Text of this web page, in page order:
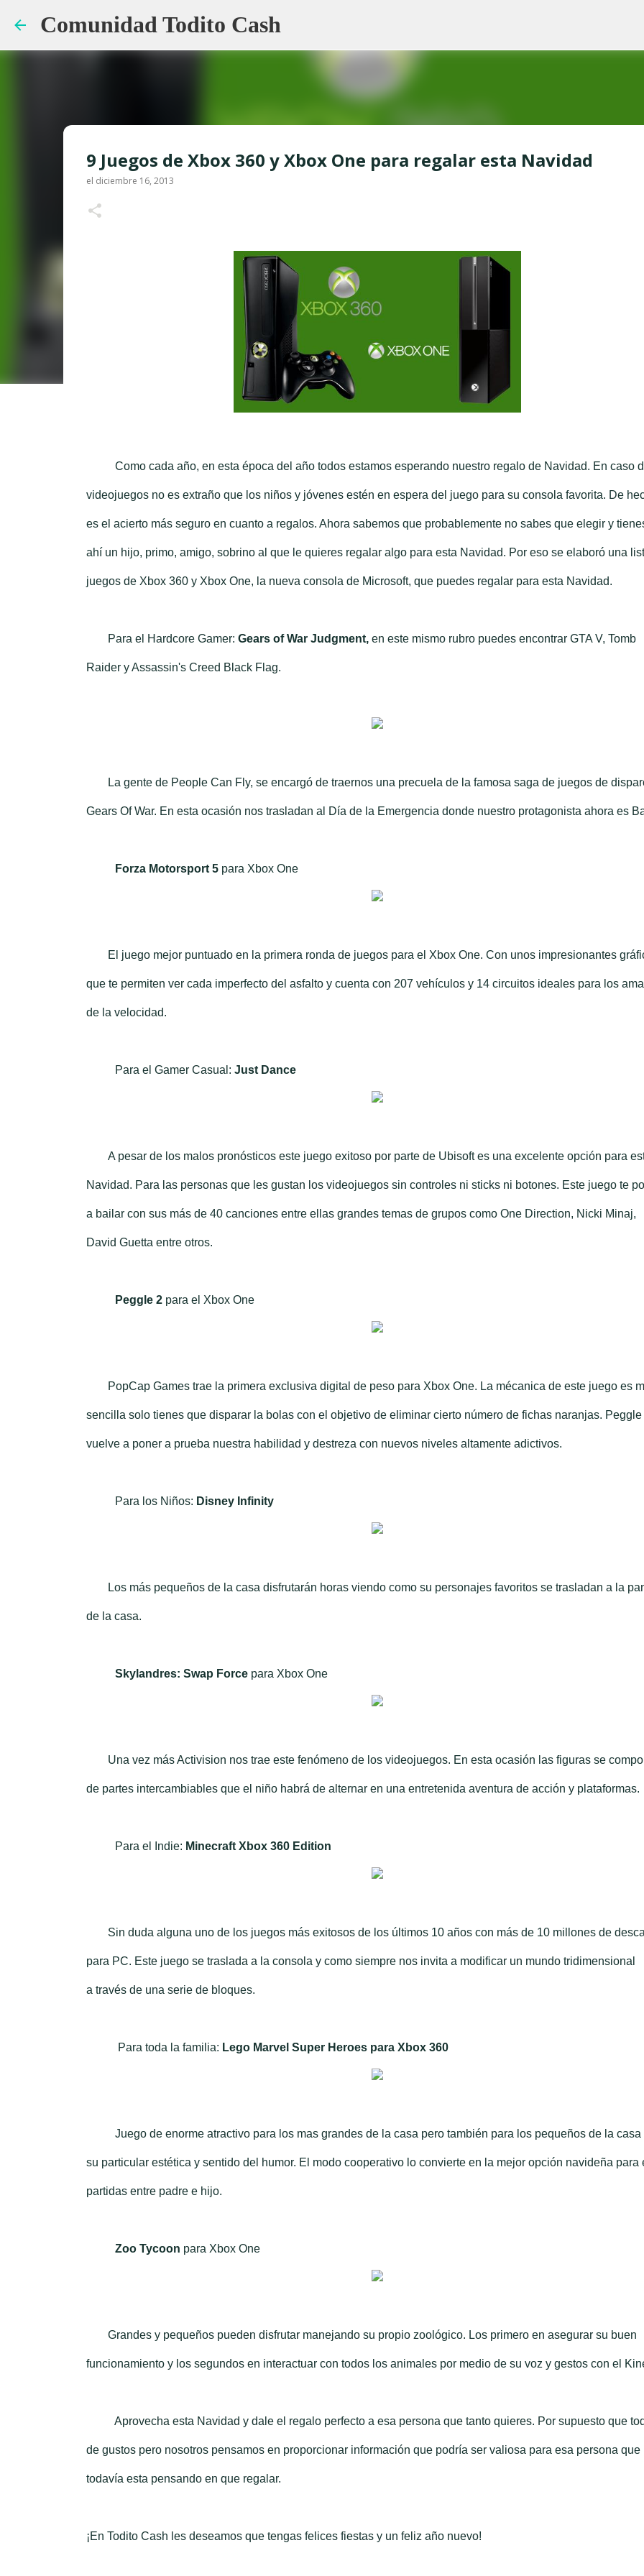
Comunidad Todito Cash
9 Juegos de Xbox 360 y Xbox One para regalar esta Navidad
el diciembre 16, 2013
Como cada año, en esta época del año todos estamos esperando nuestro regalo de Navidad. En caso
videojuegos no es extraño que los niños y jóvenes estén en espera del juego para su consola favorita. De
es el acierto más seguro en cuanto a regalos. Ahora sabemos que probablemente no sabes que elegir y
ahí un hijo, primo, amigo, sobrino al que le quieres regalar algo para esta Navidad. Por eso se elaboró una
juegos de Xbox 360 y Xbox One, la nueva consola de Microsoft, que puedes regalar para esta Navidad.
Para el Hardcore Gamer: Gears of War Judgment,en este mismo rubro puedes encontrar GTA V, Tomb
Raider y Assassin's Creed Black Flag.
La gente de People Can Fly, se encargó de traernos una precuela de la famosa saga de juegos de
Gears Of War. En esta ocasión nos trasladan al Día de la Emergencia donde nuestro protagonista ahora es
Forza Motorsport 5para Xbox One
El juego mejor puntuado en la primera ronda de juegos para el Xbox One. Con unos impresionantes
que te permiten ver cada imperfecto del asfalto y cuenta con 207 vehículos y 14 circuitos ideales para los
de la velocidad.
Para el Gamer Casual: Just Dance
A pesar de los malos pronósticos este juego exitoso por parte de Ubisoft es una excelente opción para
Navidad. Para las personas que les gustan los videojuegos sin controles ni sticks ni botones. Este juego te
a bailar con sus más de 40 canciones entre ellas grandes temas de grupos como One Direction, Nicki Minaj,
David Guetta entre otros.
Peggle 2para el Xbox One
PopCap Games trae la primera exclusiva digital de peso para Xbox One. La mécanica de este juego es
sencilla solo tienes que disparar la bolas con el objetivo de eliminar cierto número de fichas naranjas. Peggle
vuelve a poner a prueba nuestra habilidad y destreza con nuevos niveles altamente adictivos.
Para los Niños: Disney Infinity
Los más pequeños de la casa disfrutarán horas viendo como su personajes favoritos se trasladan a la
de la casa.
Skylandres: Swap Forcepara Xbox One
Una vez más Activision nos trae este fenómeno de los videojuegos. En esta ocasión las figuras se
de partes intercambiables que el niño habrá de alternar en una entretenida aventura de acción y plataformas.
Para el Indie: Minecraft Xbox 360 Edition
Sin duda alguna uno de los juegos más exitosos de los últimos 10 años con más de 10 millones de
para PC. Este juego se traslada a la consola y como siempre nos invita a modificar un mundo tridimensional
a través de una serie de bloques.
Para toda la familia: Lego Marvel Super Heroes para Xbox 360
Juego de enorme atractivo para los mas grandes de la casa pero también para los pequeños de la casa
su particular estética y sentido del humor. El modo cooperativo lo convierte en la mejor opción navideña para
partidas entre padre e hijo.
Zoo Tycoon para Xbox One
Grandes y pequeños pueden disfrutar manejando su propio zoológico. Los primero en asegurar su buen
funcionamiento y los segundos en interactuar con todos los animales por medio de su voz y gestos con el
Aprovecha esta Navidad y dale el regalo perfecto a esa persona que tanto quieres. Por supuesto que
de gustos pero nosotros pensamos en proporcionar información que podría ser valiosa para esa persona que
todavía esta pensando en que regalar.
¡En Todito Cash les deseamos que tengas felices fiestas y un feliz año nuevo!